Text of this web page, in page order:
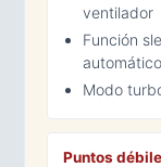
ventilador
Función
Modo
Puntos